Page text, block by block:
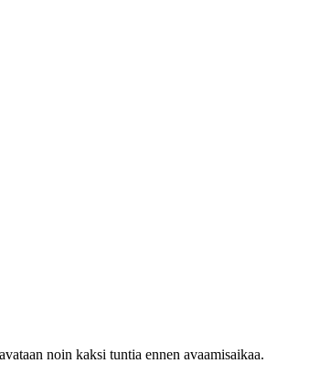
noin kaksi tuntia ennen avaamisaikaa.